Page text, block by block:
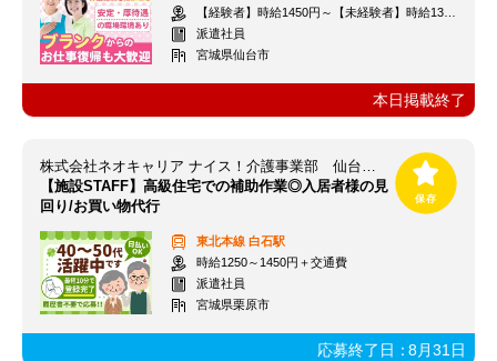
【経験者】時給1450円～【未経験者】時給1300円～ ＋交通費
派遣社員
宮城県仙台市
本日掲載終了
株式会社ネオキャリア ナイス！介護事業部 仙台支店／SEN
【施設STAFF】高級住宅での補助作業◎入居者様の見
回り/お買い物代行
東北本線 白石駅
時給1250～1450円＋交通費
派遣社員
宮城県栗原市
応募終了日：8月31日